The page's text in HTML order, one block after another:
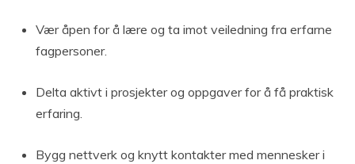
Vær åpen for å lære og ta imot veiledning fra erfarne
fagpersoner.
Delta aktivt i prosjekter og oppgaver for å få praktisk
erfaring.
Bygg nettverk og knytt kontakter med mennesker i